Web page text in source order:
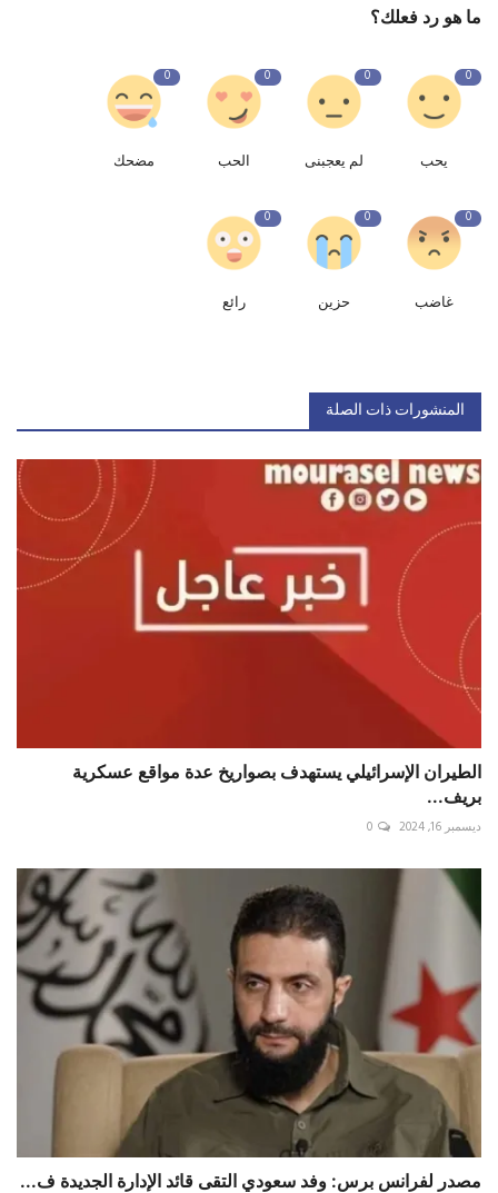
ما هو رد فعلك؟
0
يحب
0
لم يعجبنى
0
الحب
0
مضحك
0
غاضب
0
حزين
0
رائع
المنشورات ذات الصلة
الطيران الإسرائيلي يستهدف بصواريخ عدة مواقع عسكرية
بريف...
ديسمبر 16, 2024 0
مصدر لفرانس برس: وفد سعودي التقى قائد الإدارة الجديدة ف...